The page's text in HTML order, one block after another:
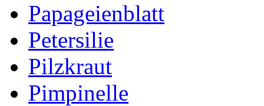
Papageienblatt
Petersilie
Pilzkraut
Pimpinelle